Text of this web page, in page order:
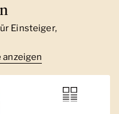
Einsteiger,